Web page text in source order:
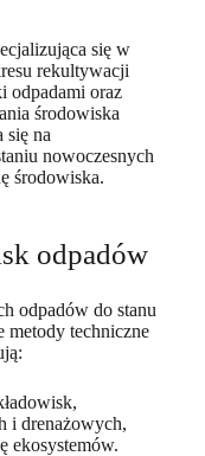
się w
rekultywacji
odpadami oraz
środowiska
się na
nowoczesnych
środowiska.
odpadów
odpadów do stanu
metody techniczne
i drenażowych,
ekosystemów.